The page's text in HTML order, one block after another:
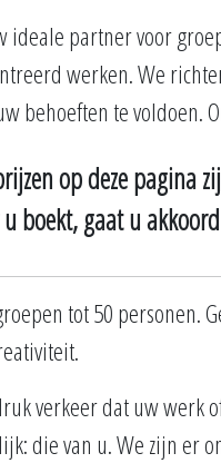
ideale partner voor
werken. We
behoeften te voldoen.
op deze pagina
boekt, gaat u
tot 50 personen.
verkeer dat uw werk
die van u. We zijn er